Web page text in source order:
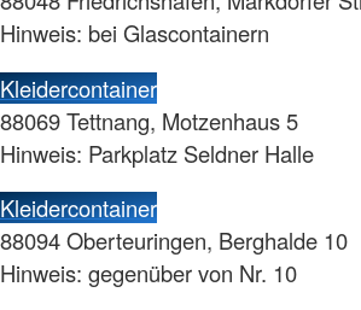
Hinweis: bei Glascontainern
Kleidercontainer
88069 Tettnang, Motzenhaus 5
Hinweis: Parkplatz Seldner Halle
Kleidercontainer
88094 Oberteuringen, Berghalde 10
Hinweis: gegenüber von Nr. 10